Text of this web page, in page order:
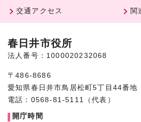
交通アクセス
関
春日井市役所
法人番号：1000020232068
〒486-8686
愛知県春日井市鳥居松町5丁目44番地
電話：0568-81-5111（代表）
開庁時間